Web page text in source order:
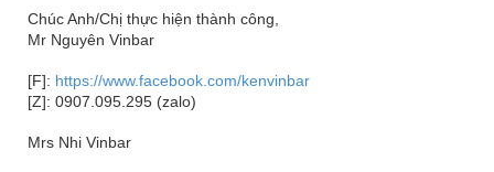
Chúc Anh/Chị thực hiện thành công,
Mr Nguyên Vinbar
[F]: https://www.facebook.com/kenvinbar
[Z]: 0907.095.295 (zalo)
Mrs Nhi Vinbar